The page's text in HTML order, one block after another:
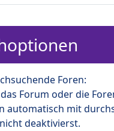
Foren:
Forum oder die
automatisch mit
deaktivierst.